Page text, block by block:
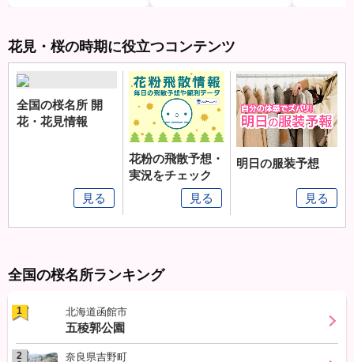
測、帯広では平年より14日
早く、昨年より10日早い観
測となりました。また、函館
と札幌が同日に開花するのは
はいよいよ北海道に渡ったこ
とになります。
花見・桜の時期に役立つコンテンツ
全国の桜名所 開
花・花見情報
見る
花粉の飛散予想・
実況をチェック
見る
明日の服装予想
見る
全国の桜名所ランキング
1 北海道函館市
五稜郭公園
2 奈良県吉野町